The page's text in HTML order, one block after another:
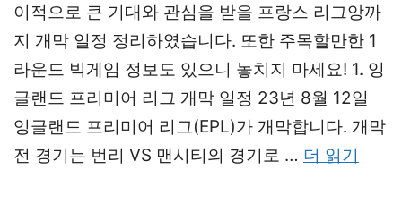
이적으로 큰 기대와 관심을 받을 프랑스 리그앙까
지 개막 일정 정리하였습니다. 또한 주목할만한 1
라운드 빅게임 정보도 있으니 놓치지 마세요! 1. 잉
글랜드 프리미어 리그 개막 일정 23년 8월 12일
잉글랜드 프리미어 리그(EPL)가 개막합니다. 개막
전 경기는 번리 VS 맨시티의 경기로 … 더 읽기